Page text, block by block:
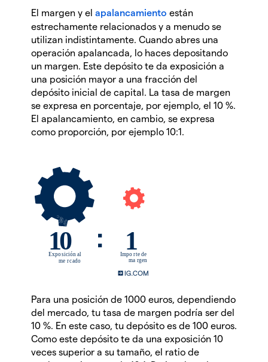
El margen y el apalancamiento están
estrechamente relacionados y a menudo se
utilizan indistintamente. Cuando abres una
operación apalancada, lo haces depositando
un margen. Este depósito te da exposición a
una posición mayor a una fracción del
depósito inicial de capital. La tasa de margen
se expresa en porcentaje, por ejemplo, el 10 %.
El apalancamiento, en cambio, se expresa
como proporción, por ejemplo 10:1.
Para una posición de 1000 euros, dependiendo
del mercado, tu tasa de margen podría ser del
10 %. En este caso, tu depósito es de 100 euros.
Como este depósito te da una exposición 10
veces superior a su tamaño, el ratio de